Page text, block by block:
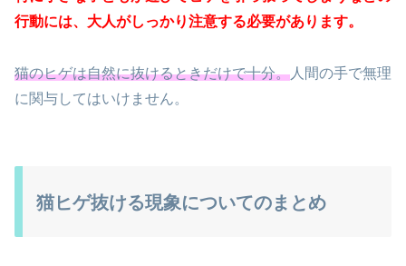
行動には、大人がしっかり注意する必要があります。
猫のヒゲは自然に抜けるときだけで十分。 人間の手で無理
に関与してはいけません。
猫ヒゲ抜ける現象についてのまとめ